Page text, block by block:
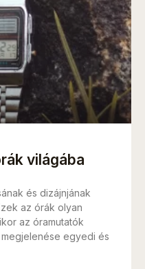
világába
és dizájnjának
az órák olyan
az óramutatók
egyedi és